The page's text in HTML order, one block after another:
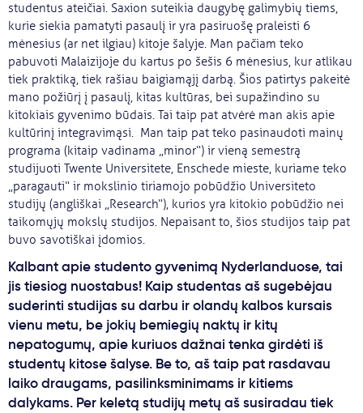
studentus ateičiai. Saxion suteikia daugybę galimybių tiems,
kurie siekia pamatyti pasaulį ir yra pasiruošę praleisti 6
mėnesius (ar net ilgiau) kitoje šalyje. Man pačiam teko
pabuvoti Malaizijoje du kartus po šešis 6 mėnesius, kur atlikau
tiek praktiką, tiek rašiau baigiamąjį darbą. Šios patirtys pakeitė
mano požiūrį į pasaulį, kitas kultūras, bei supažindino su
kitokiais gyvenimo būdais. Tai taip pat atvėrė man akis apie
kultūrinį integravimąsi. Man taip pat teko pasinaudoti mainų
programa (kitaip vadinama „minor“) ir vieną semestrą
studijuoti Twente Universitete, Enschede mieste, kuriame teko
„paragauti“ ir mokslinio tiriamojo pobūdžio Universiteto
studijų (angliškai „Research“), kurios yra kitokio pobūdžio nei
taikomųjų mokslų studijos. Nepaisant to, šios studijos taip pat
buvo savotiškai įdomios.
Kalbant apie studento gyvenimą Nyderlanduose, tai
jis tiesiog nuostabus! Kaip studentas aš sugebėjau
suderinti studijas su darbu ir olandų kalbos kursais
vienu metu, be jokių bemiegių naktų ir kitų
nepatogumų, apie kuriuos dažnai tenka girdėti iš
studentų kitose šalyse. Be to, aš taip pat rasdavau
laiko draugams, pasilinksminimams ir kitiems
dalykams. Per keletą studijų metų aš susiradau tiek